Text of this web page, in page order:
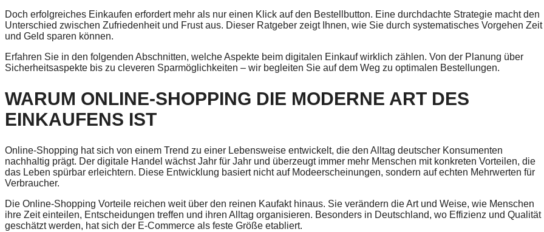
Doch erfolgreiches Einkaufen erfordert mehr als nur einen Klick auf den Bestellbutton. Eine durchdachte Strategie macht den
Unterschied zwischen Zufriedenheit und Frust aus. Dieser Ratgeber zeigt Ihnen, wie Sie durch systematisches Vorgehen Zeit
und Geld sparen können.
Erfahren Sie in den folgenden Abschnitten, welche Aspekte beim digitalen Einkauf wirklich zählen. Von der Planung über
Sicherheitsaspekte bis zu cleveren Sparmöglichkeiten – wir begleiten Sie auf dem Weg zu optimalen Bestellungen.
WARUM ONLINE-SHOPPING DIE MODERNE ART DES
EINKAUFENS IST
Online-Shopping hat sich von einem Trend zu einer Lebensweise entwickelt, die den Alltag deutscher Konsumenten
nachhaltig prägt. Der digitale Handel wächst Jahr für Jahr und überzeugt immer mehr Menschen mit konkreten Vorteilen, die
das Leben spürbar erleichtern. Diese Entwicklung basiert nicht auf Modeerscheinungen, sondern auf echten Mehrwerten für
Verbraucher.
Die Online-Shopping Vorteile reichen weit über den reinen Kaufakt hinaus. Sie verändern die Art und Weise, wie Menschen
ihre Zeit einteilen, Entscheidungen treffen und ihren Alltag organisieren. Besonders in Deutschland, wo Effizienz und Qualität
geschätzt werden, hat sich der E-Commerce als feste Größe etabliert.